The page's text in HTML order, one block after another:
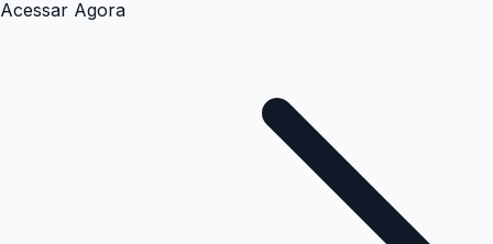
Acessar Agora